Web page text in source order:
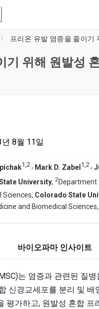
기 위해 원발성
8월 11일
1,2 , Mark D. Zabel 1,2 ,
University, 2Department
Sciences, Colorado State
and Biomedical Sciences,
바이오파마 인사이트
는 염증과 관련된 질
신경교세포를 분리 및
평가하고, 원발성 혼합